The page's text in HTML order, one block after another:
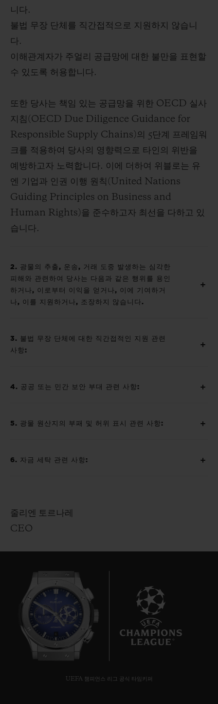
니다.
불법 무장 단체를 직간접적으로 지원하지 않습니
다.
이해관계자가 주얼리 공급망에 대한 불만을 표현할
수 있도록 허용합니다.
또한 당사는 책임 있는 공급망을 위한 OECD 실사
지침(OECD Due Diligence Guidance for
Responsible Supply Chains)의 5단계 프레임워
크를 적용하여 당사의 영향력으로 타인의 위반을
예방하고자 노력합니다. 이에 더하여 위블로는 유
엔 기업과 인권 이행 원칙(United Nations
Guiding Principles on Business and
Human Rights)을 준수하고자 최선을 다하고 있
습니다.
2. 광물의 추출, 운송, 거래 도중 발생하는 심각한
피해와 관련하여 당사는 다음과 같은 행위를 용인
하거나, 이로부터 이익을 얻거나, 이에 기여하거
나, 이를 지원하거나, 조장하지 않습니다.
3. 불법 무장 단체에 대한 직간접적인 지원 관련
사항:
4. 공공 또는 민간 보안 부대 관련 사항:
5. 광물 원산지의 부패 및 허위 표시 관련 사항:
6. 자금 세탁 관련 사항:
줄리엔 토르나레
CEO
UEFA 챔피언스 리그 공식 타임키퍼